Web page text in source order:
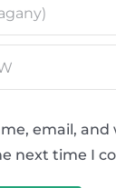
email,
next time I